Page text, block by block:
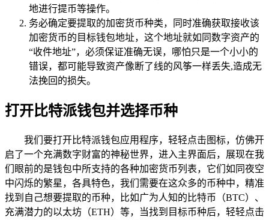
地进行提币等操作。
务必确定要提取的加密货币种类，同时准确获取接收该
加密货币的目标钱包地址，这个地址就如同数字资产的
“收件地址”，必须保证准确无误，哪怕只是一个小小的
错误，都可能导致资产像断了线的风筝一样丢失,造成无
法挽回的损失。
打开比特派钱包并选择币种
我们要打开比特派钱包应用程序，轻轻点击图标，仿佛开
启了一个充满数字财富的神秘世界，进入主界面后，展现在我
们眼前的是钱包中所支持的各种加密货币列表，它们如同夜空
中闪烁的繁星，各具特色，我们需要在这众多的币种中，精准
找到自己想要提取的币种，比如广为人知的比特币（BTC）、
充满潜力的以太坊（ETH）等，当找到目标币种后，轻轻点击